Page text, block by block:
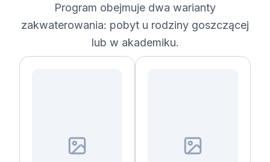
Program obejmuje dwa warianty
zakwaterowania: pobyt u rodziny goszczącej
lub w akademiku.